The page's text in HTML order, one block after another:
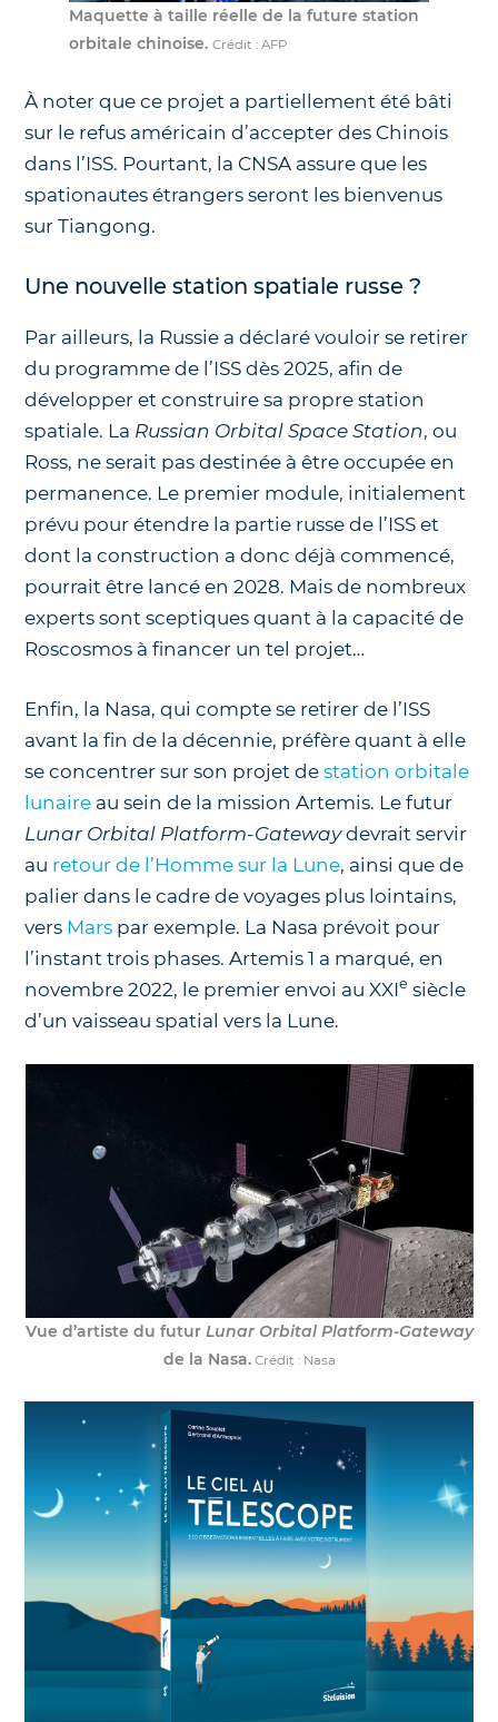
Maquette à taille réelle de la future station
orbitale chinoise.Crédit : AFP
À noter que ce projet a partiellement été bâti
sur le refus américain d’accepter des Chinois
dans l’ISS. Pourtant, la CNSA assure que les
spationautes étrangers seront les bienvenus
sur Tiangong.
Une nouvelle station spatiale russe ?
Par ailleurs, la Russie a déclaré vouloir se retirer
du programme de l’ISS dès 2025, afin de
développer et construire sa propre station
spatiale. La Russian Orbital Space Station, ou
Ross, ne serait pas destinée à être occupée en
permanence. Le premier module, initialement
prévu pour étendre la partie russe de l’ISS et
dont la construction a donc déjà commencé,
pourrait être lancé en 2028. Mais de nombreux
experts sont sceptiques quant à la capacité de
Roscosmos à financer un tel projet…
Enfin, la Nasa, qui compte se retirer de l’ISS
avant la fin de la décennie, préfère quant à elle
se concentrer sur son projet destation orbitale
lunaire au sein de la mission Artemis. Le futur
Lunar Orbital Platform-Gatewaydevrait servir
au retour de l’Homme sur la Lune, ainsi que de
palier dans le cadre de voyages plus lointains,
vers Mars par exemple. La Nasa prévoit pour
l’instant trois phases. Artemis 1 a marqué, en
novembre 2022, le premier envoi au XXIe siècle
d’un vaisseau spatial vers la Lune.
Vue d’artiste du futur Lunar Orbital Platform-Gateway
de la Nasa.Crédit : Nasa